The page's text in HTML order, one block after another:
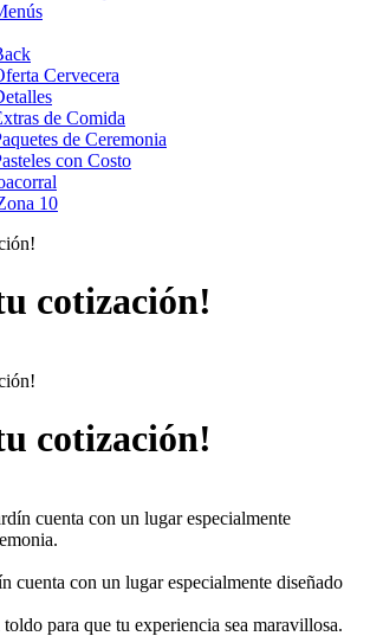
Cervecera
de Comida
de Ceremonia
con Costo
10
cotización!
cotización!
cuenta con un lugar especialmente diseñado